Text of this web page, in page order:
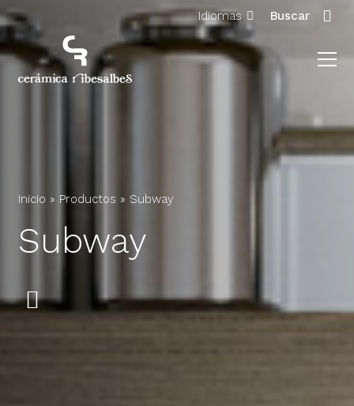
Idiomas Buscar
Inicio » Productos » Subway
Subway